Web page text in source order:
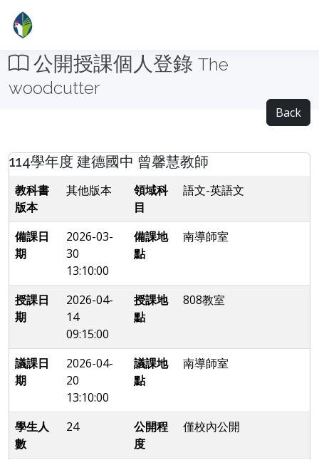
公開授課個人登錄 The
woodcutter
Back
114學年度 建德國中 曾馨慧教師
教科書
版本
其他版本
領域科
目
語文-英語文
備課日
期
2026-03-
30
13:10:00
備課地
點
南導師室
授課日
期
2026-04-
14
09:15:00
授課地
點
808教室
議課日
期
2026-04-
20
13:10:00
議課地
點
南導師室
學生人
數
24
公開程
度
僅校內公開